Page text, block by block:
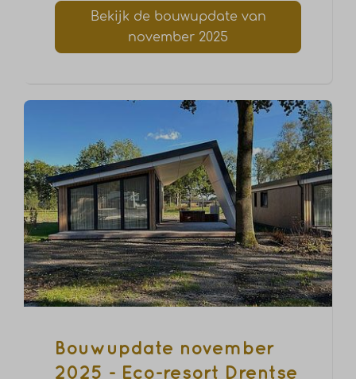
Bekijk de bouwupdate van
november 2025
Bouwupdate november
2025 - Eco-resort Drentse